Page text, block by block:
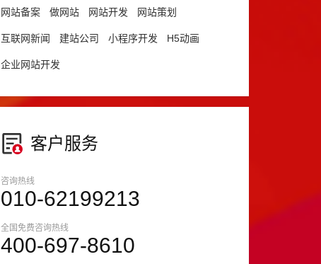
网站备案 做网站 网站开发 网站策划
互联网新闻 建站公司 小程序开发 H5动画
企业网站开发
客户服务
咨询热线
010-62199213
全国免费咨询热线
400-697-8610